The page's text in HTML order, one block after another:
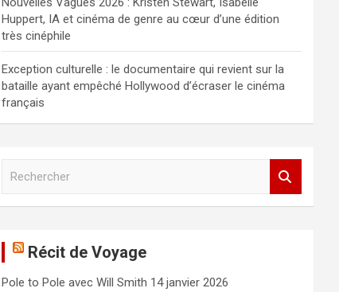
Huppert, IA et cinéma de genre au cœur d’une édition
très cinéphile
Exception culturelle : le documentaire qui revient sur la
bataille ayant empêché Hollywood d’écraser le cinéma
français
c
h
Récit de Voyage
Pole to Pole avec Will Smith 14 janvier 2026